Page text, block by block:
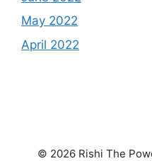
May 2022
April 2022
© 2026 Rishi The